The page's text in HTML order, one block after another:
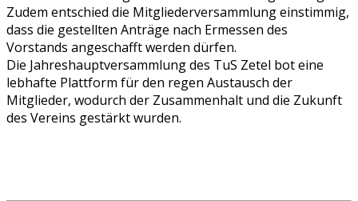
Zudem entschied die Mitgliederversammlung einstimmig,
dass die gestellten Anträge nach Ermessen des
Vorstands angeschafft werden dürfen.
Die Jahreshauptversammlung des TuS Zetel bot eine
lebhafte Plattform für den regen Austausch der
Mitglieder, wodurch der Zusammenhalt und die Zukunft
des Vereins gestärkt wurden.